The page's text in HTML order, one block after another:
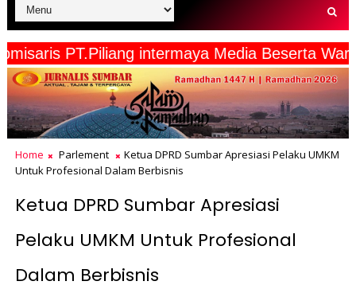
PT.Piliang intermaya Media Beserta
Home Parlement
Ketua DPRD Sumbar Apresiasi Pelaku UMKM
Untuk Profesional Dalam Berbisnis
Ketua DPRD Sumbar Apresiasi
Pelaku UMKM Untuk Profesional
Dalam Berbisnis